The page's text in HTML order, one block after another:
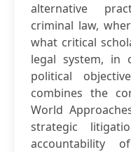
alternative
criminal law,
what critical
legal system, in
political
combines the
World
strategic
accountability